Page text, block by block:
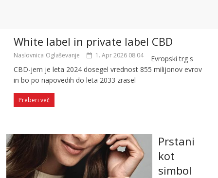
White label in private label CBD
Naslovnica Oglaševanje 1. Apr 2026 08:04
Evropski trg s
CBD-jem je leta 2024 dosegel vrednost 855 milijonov evrov
in bo po napovedih do leta 2033 zrasel
Preberi več
Prstani
kot
simbol